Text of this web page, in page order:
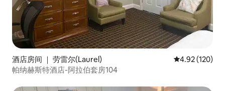
酒店房间 ｜ 劳雷尔(Laurel) 平均评分 4.92
4.92 (120)
帕纳赫斯特酒店-阿拉伯套房104